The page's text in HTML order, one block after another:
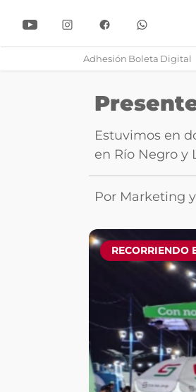
y Ahorro
Adhesión Boleta Digital
← Volver
Estuvimos en
en Río Negro y
Por Marketing
RECORRIENDO